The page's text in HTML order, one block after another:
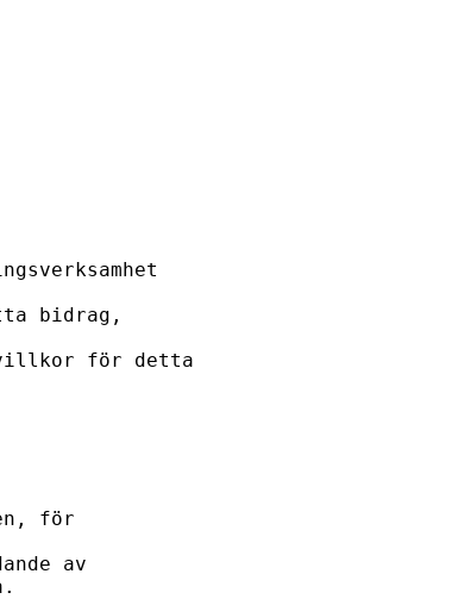
bidrag,
villkor för detta
för
av